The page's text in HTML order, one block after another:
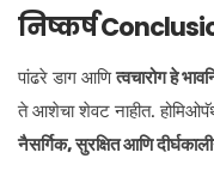
निष्कर्ष
पांढरे डाग आणित्वचारोग हे
ते आशेचा शेवट नाहीत.
नैसर्गिक, सुरक्षित आणि